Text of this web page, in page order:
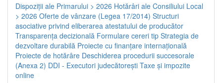
Dispoziţii ale Primarului > 2026 Hotărâri ale Consiliului Local
> 2026 Oferte de vânzare (Legea 17/2014) Structuri
asociative privind eliberarea atestatului de producător
Transparenţa decizională Formulare cereri tip Strategia de
dezvoltare durabilă Proiecte cu finanţare internaţională
Proiecte de hotărâre Deschiderea procedurii succesorale
(Anexa 2) DDI - Executori judecătorești Taxe şi impozite
online